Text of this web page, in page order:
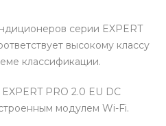
серии EXPERT
высокому классу
классификации.
PRO 2.0 EU DC
модулем Wi-Fi.